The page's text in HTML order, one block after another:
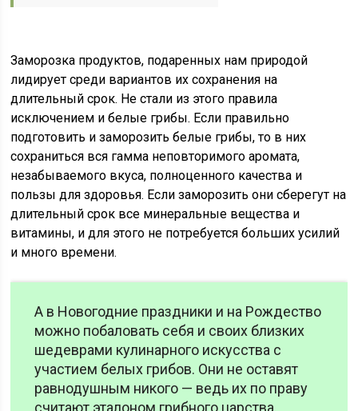
Заморозка продуктов, подаренных нам природой
лидирует среди вариантов их сохранения на
длительный срок. Не стали из этого правила
исключением и белые грибы. Если правильно
подготовить и заморозить белые грибы, то в них
сохраниться вся гамма неповторимого аромата,
незабываемого вкуса, полноценного качества и
пользы для здоровья. Если заморозить они сберегут на
длительный срок все минеральные вещества и
витамины, и для этого не потребуется больших усилий
и много времени.
А в Новогодние праздники и на Рождество
можно побаловать себя и своих близких
шедеврами кулинарного искусства с
участием белых грибов. Они не оставят
равнодушным никого — ведь их по праву
считают эталоном грибного царства.